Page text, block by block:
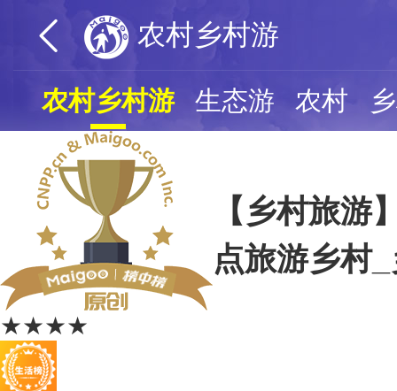
农村乡村游
农村乡村游 生态游 农村
★★★★
【乡村旅游
点旅游乡村